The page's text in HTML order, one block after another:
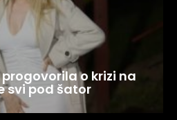
o krizi na
svi pod šator